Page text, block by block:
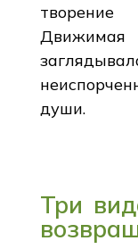
Движимая
души.
Три